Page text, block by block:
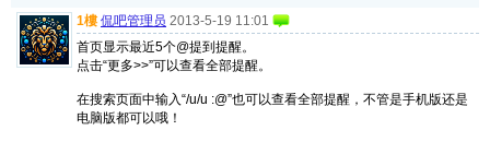
1樓 侃吧管理员 2013-5-19 11:01
首页显示最近5个@提到提醒。
点击“更多>>”可以查看全部提醒。
在搜索页面中输入“/u/u :@”也可以查看全部提醒，不管是手机版还是
电脑版都可以哦！